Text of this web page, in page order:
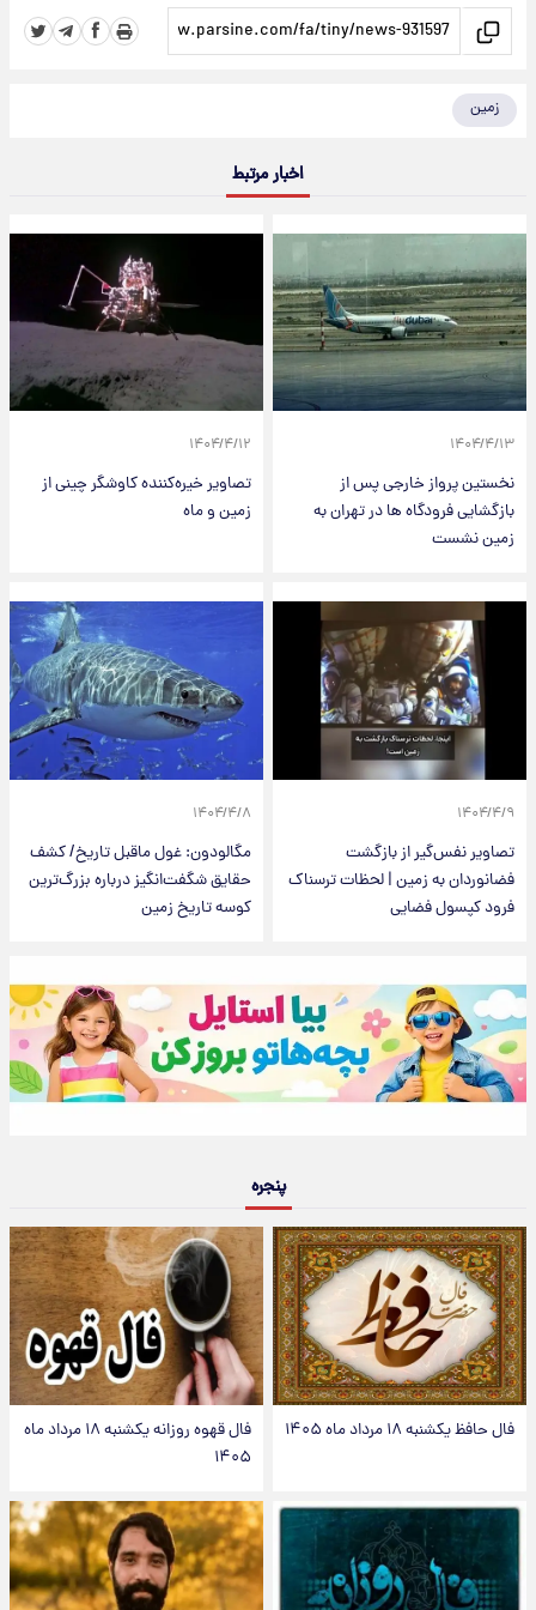
زمین
اخبار مرتبط
۱۴۰۴/۴/۱۳
نخستین پرواز خارجی پس از
بازگشایی فرودگاه ها در تهران به
زمین نشست
۱۴۰۴/۴/۱۲
تصاویر خیره‌کننده‌ کاوشگر چینی از
زمین و ماه
۱۴۰۴/۴/۹
تصاویر نفس‌گیر از بازگشت
فضانوردان به زمین | لحظات ترسناک
فرود کپسول فضایی
۱۴۰۴/۴/۸
مگالودون: غول ماقبل تاریخ/ کشف
حقایق شگفت‌انگیز درباره بزرگ‌ترین
کوسه تاریخ زمین
پنجره
فال حافظ یکشنبه ۱۸ مرداد ماه ۱۴۰۵
فال قهوه روزانه یکشنبه ۱۸ مرداد ماه
۱۴۰۵